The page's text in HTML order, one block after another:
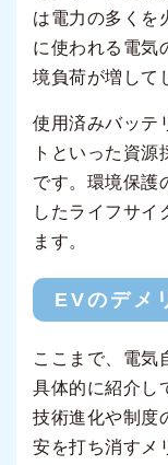
は電力の多くを
に使われる電気
境負荷が増して
使用済みバッテ
トといった資
です。環境保護
したライフサイ
ます。
EVのデメ
ここまで、電気
具体的に紹介し
技術進化や制度
安を打ち消すメ